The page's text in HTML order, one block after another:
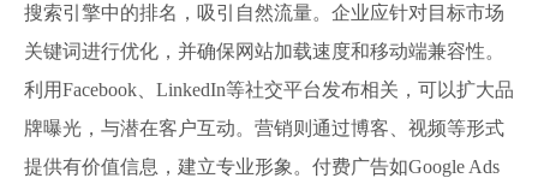
搜索引擎中的排名，吸引自然流量。企业应针对目标市场
关键词进行优化，并确保网站加载速度和移动端兼容性。
利用Facebook、LinkedIn等社交平台发布相关，可以扩大品
牌曝光，与潜在客户互动。营销则通过博客、视频等形式
提供有价值信息，建立专业形象。付费广告如Google Ads